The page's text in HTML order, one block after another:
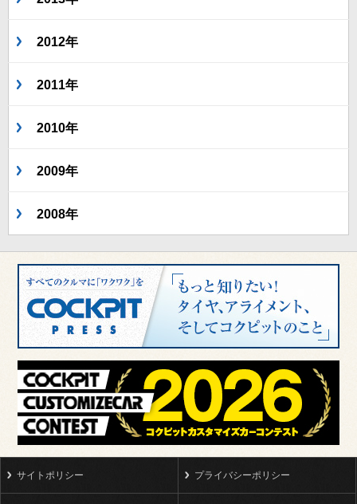
2012年
2011年
2010年
2009年
2008年
サイトポリシー プライバシーポリシー